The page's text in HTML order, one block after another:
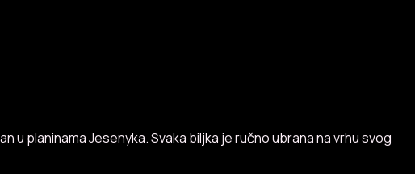
planinama Jesenyka. Svaka biljka je ručno ubrana na vrhu svog